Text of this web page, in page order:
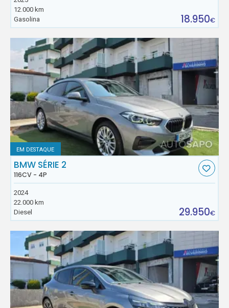
12.000 km
Gasolina
18.950€
EM DESTAQUE
BMW SÉRIE 2
116CV - 4P
2024
22.000 km
Diesel
29.950€